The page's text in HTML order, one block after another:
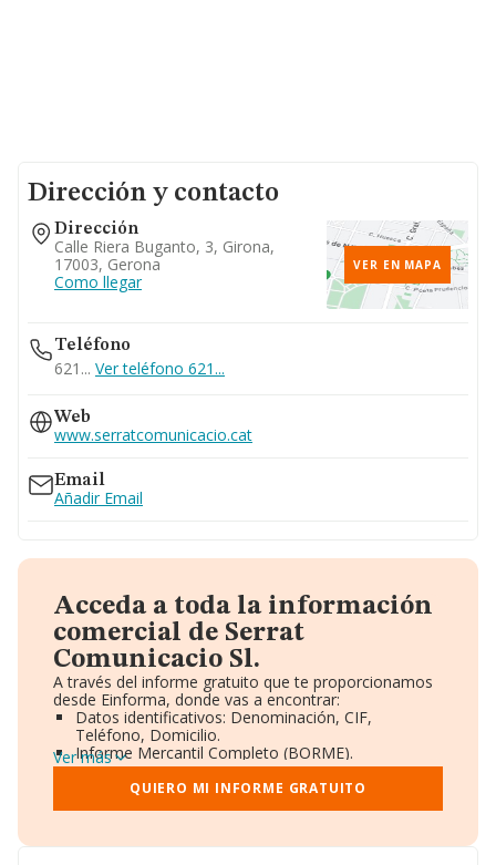
Dirección y contacto
Dirección
Calle Riera Buganto, 3, Girona,
17003, Gerona
Como llegar
VER EN MAPA
Teléfono
621... Ver teléfono 621...
Web
www.serratcomunicacio.cat
Email
Añadir Email
Acceda a toda la información
comercial de Serrat
Comunicacio Sl.
A través del informe gratuito que te proporcionamos
desde Einforma, donde vas a encontrar:
Datos identificativos: Denominación, CIF,
Teléfono, Domicilio.
Informe Mercantil Completo (BORME).
Gráficos de Evolución Ventas y Empleados.
Consejo de Administración y Administradores.
Directivos y Ejecutivos.
Ver más
QUIERO MI INFORME GRATUITO